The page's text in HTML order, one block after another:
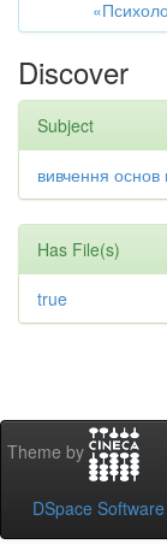
Discover
Subject
вивчення основ
Has File(s)
true
Theme by
DSpace Software